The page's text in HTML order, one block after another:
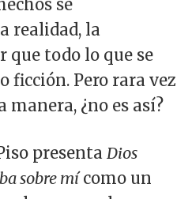
se
realidad, la
que todo lo que se
ficción. Pero rara vez
manera, ¿no es así?
presenta Dios
sobre mícomo un